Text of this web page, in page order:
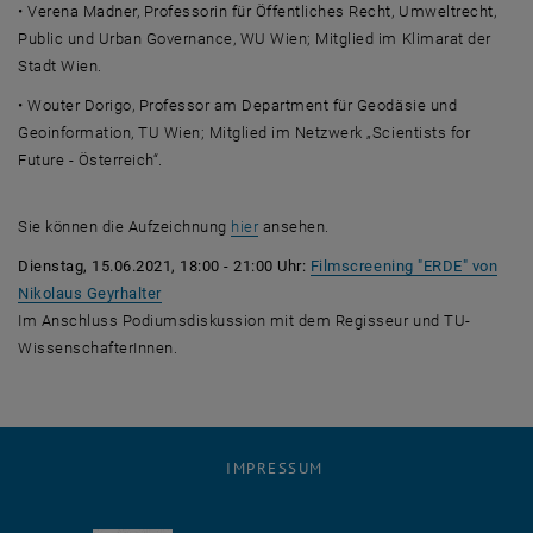
• Verena Madner, Professorin für Öffentliches Recht, Umweltrecht,
Public und Urban Governance, WU Wien; Mitglied im Klimarat der
Stadt Wien.
• Wouter Dorigo, Professor am Department für Geodäsie und
Geoinformation, TU Wien; Mitglied im Netzwerk „Scientists for
Future - Österreich“.
Sie können die Aufzeichnung hier, öffnet eine externe URL in einem
ansehen.
Dienstag, 15.06.2021, 18:00 - 21:00 Uhr: Filmscreening "ERDE" von
Nikolaus Geyrhalter
Im Anschluss Podiumsdiskussion mit dem Regisseur und TU-
WissenschafterInnen.
IMPRESSUM